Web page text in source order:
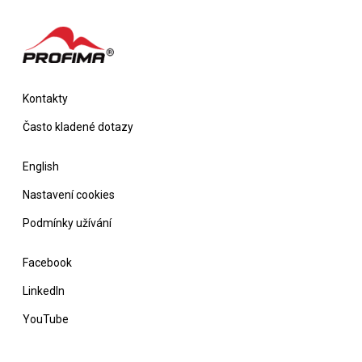
Kontakty
Často kladené dotazy
English
Nastavení cookies
Podmínky užívání
Facebook
LinkedIn
YouTube